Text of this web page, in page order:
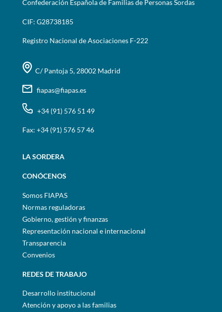
Confederación Española de Familias de Personas Sordas
CIF: G28738185
Registro Nacional de Asociaciones F-222
C/ Pantoja 5, 28002 Madrid
fiapas@fiapas.es
+34 (91) 576 51 49
Fax: +34 (91) 576 57 46
LA SORDERA
CONÓCENOS
Somos FIAPAS
Normas reguladoras
Gobierno, gestión y finanzas
Representación nacional e internacional
Transparencia
Convenios
REDES DE TRABAJO
Desarrollo institucional
Atención y apoyo a las familias